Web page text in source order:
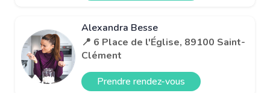
Alexandra Besse
📍 6 Place de l'Église, 89100 Saint-
Clément
Prendre rendez-vous